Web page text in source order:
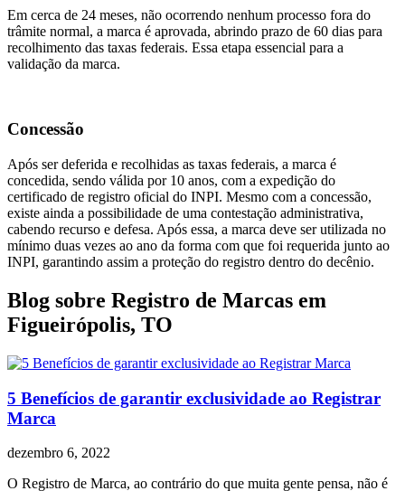
Em cerca de 24 meses, não ocorrendo nenhum processo fora do
trâmite normal, a marca é aprovada, abrindo prazo de 60 dias para
recolhimento das taxas federais. Essa etapa essencial para a
validação da marca.
Concessão
Após ser deferida e recolhidas as taxas federais, a marca é
concedida, sendo válida por 10 anos, com a expedição do
certificado de registro oficial do INPI. Mesmo com a concessão,
existe ainda a possibilidade de uma contestação administrativa,
cabendo recurso e defesa. Após essa, a marca deve ser utilizada no
mínimo duas vezes ao ano da forma com que foi requerida junto ao
INPI, garantindo assim a proteção do registro dentro do decênio.
Blog sobre Registro de Marcas em
Figueirópolis, TO
5 Benefícios de garantir exclusividade ao Registrar
Marca
dezembro 6, 2022
O Registro de Marca, ao contrário do que muita gente pensa, não é